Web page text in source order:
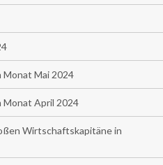
Mai 2024
April 2024
Wirtschaftskapitäne in